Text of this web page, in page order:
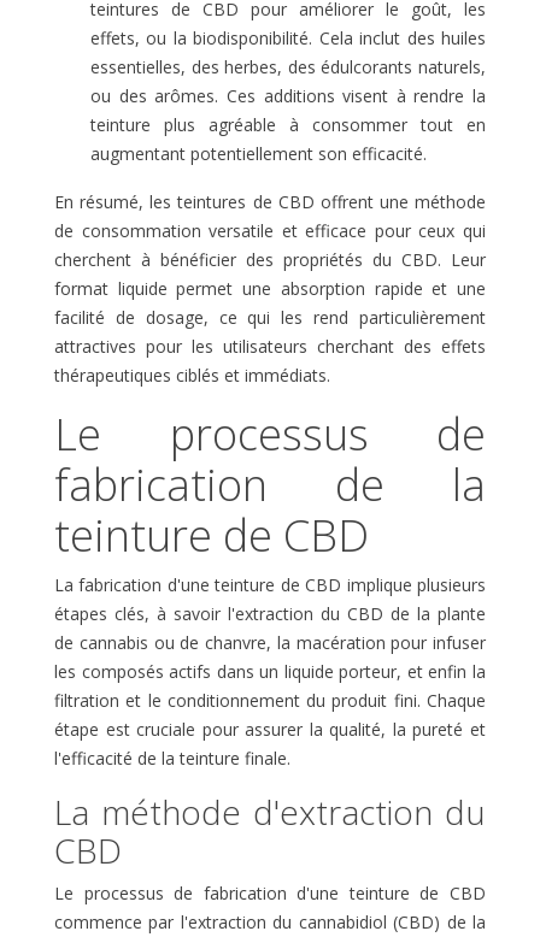
teintures de CBD pour améliorer le goût, les
effets, ou la biodisponibilité. Cela inclut des huiles
essentielles, des herbes, des édulcorants naturels,
ou des arômes. Ces additions visent à rendre la
teinture plus agréable à consommer tout en
augmentant potentiellement son efficacité.
En résumé, les teintures de CBD offrent une méthode
de consommation versatile et efficace pour ceux qui
cherchent à bénéficier des propriétés du CBD. Leur
format liquide permet une absorption rapide et une
facilité de dosage, ce qui les rend particulièrement
attractives pour les utilisateurs cherchant des effets
thérapeutiques ciblés et immédiats.
Le processus de
fabrication de la
teinture de CBD
La fabrication d'une teinture de CBD implique plusieurs
étapes clés, à savoir l'extraction du CBD de la plante
de cannabis ou de chanvre, la macération pour infuser
les composés actifs dans un liquide porteur, et enfin la
filtration et le conditionnement du produit fini. Chaque
étape est cruciale pour assurer la qualité, la pureté et
l'efficacité de la teinture finale.
La méthode d'extraction du
CBD
Le processus de fabrication d'une teinture de CBD
commence par l'extraction du cannabidiol (CBD) de la